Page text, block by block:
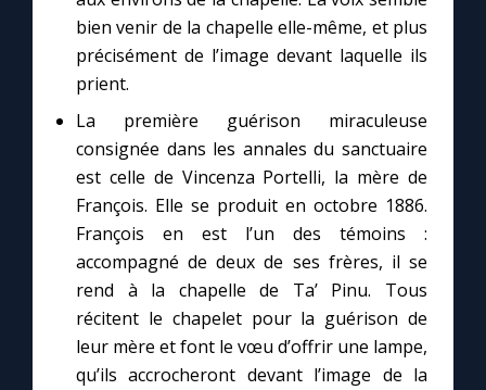
bien venir de la chapelle elle-même, et plus
précisément de l’image devant laquelle ils
prient.
La première guérison miraculeuse
consignée dans les annales du sanctuaire
est celle de Vincenza Portelli, la mère de
François. Elle se produit en octobre 1886.
François en est l’un des témoins :
accompagné de deux de ses frères, il se
rend à la chapelle de Ta’ Pinu. Tous
récitent le chapelet pour la guérison de
leur mère et font le vœu d’offrir une lampe,
qu’ils accrocheront devant l’image de la